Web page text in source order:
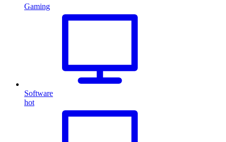
Gaming
Software
hot